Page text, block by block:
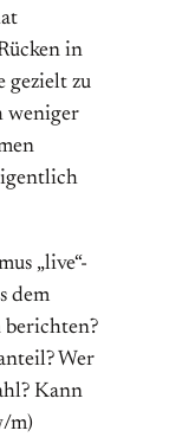
in
gezielt zu
weniger
„live“-
dem
berichten?
Wer
Kann
m)